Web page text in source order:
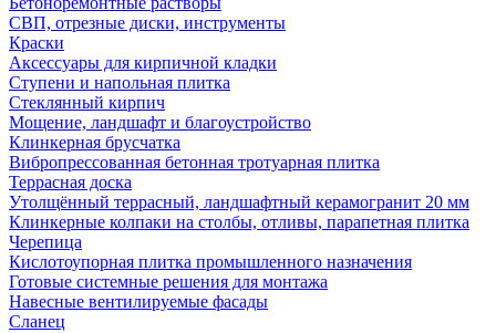
СВП, отрезные диски, инструменты
Краски
Аксессуары для кирпичной кладки
Ступени и напольная плитка
Cтеклянный кирпич
Мощение, ландшафт и благоустройство
Клинкерная брусчатка
Вибропрессованная бетонная тротуарная плитка
Террасная доска
Утолщённый террасный, ландшафтный керамогранит 20 мм
Клинкерные колпаки на столбы, отливы, парапетная плитка
Черепица
Кислотоупорная плитка промышленного назначения
Готовые системные решения для монтажа
Навесные вентилируемые фасады
Сланец